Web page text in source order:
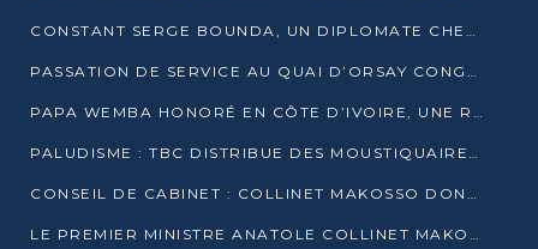
CONSTANT SERGE BOUNDA, UN DIPLOMATE CHEVRONNÉ AUX COMMANDES DES AFFAIRES ÉTRANGÈRES
PASSATION DE SERVICE AU QUAI D’ORSAY CONGOLAIS : GAKOSSO PASSE LE FLAMBEAU À BOUNDA
PAPA WEMBA HONORÉ EN CÔTE D’IVOIRE, UNE RUE PORTE DÉSORMAIS SON NOM
PALUDISME : TBC DISTRIBUE DES MOUSTIQUAIRES DANS DEUX CSI DE BRAZZAVILLE
CONSEIL DE CABINET : COLLINET MAKOSSO DONNE SES DERNIÈRES ORIENTATIONS
LE PREMIER MINISTRE ANATOLE COLLINET MAKOSSO DÉMISSIONNE AVEC SON GOUVERNEMENT